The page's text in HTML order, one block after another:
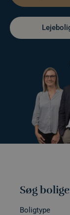
Søg
Boligtype